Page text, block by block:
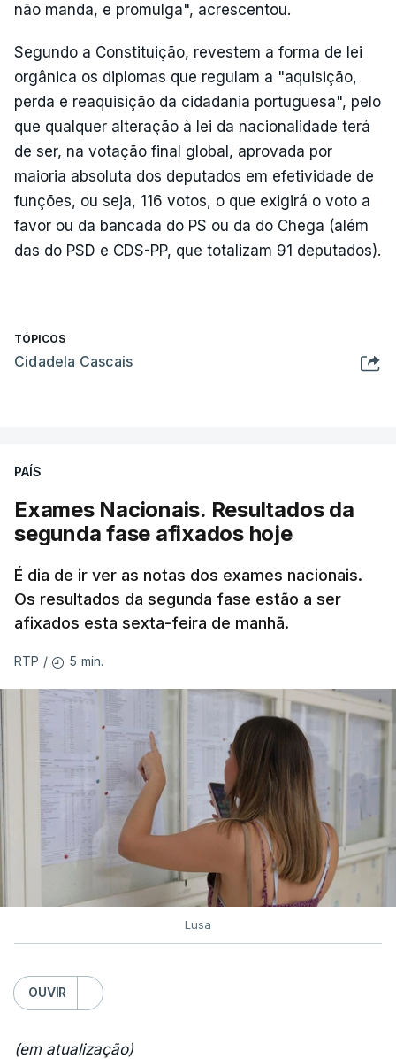
não manda, e promulga", acrescentou.
Segundo a Constituição, revestem a forma de lei
orgânica os diplomas que regulam a "aquisição,
perda e reaquisição da cidadania portuguesa", pelo
que qualquer alteração à lei da nacionalidade terá
de ser, na votação final global, aprovada por
maioria absoluta dos deputados em efetividade de
funções, ou seja, 116 votos, o que exigirá o voto a
favor ou da bancada do PS ou da do Chega (além
das do PSD e CDS-PP, que totalizam 91 deputados).
TÓPICOS
Cidadela Cascais
PAÍS
Exames Nacionais. Resultados da
segunda fase afixados hoje
É dia de ir ver as notas dos exames nacionais.
Os resultados da segunda fase estão a ser
afixados esta sexta-feira de manhã.
RTP / 5 min.
Lusa
OUVIR
(em atualização)